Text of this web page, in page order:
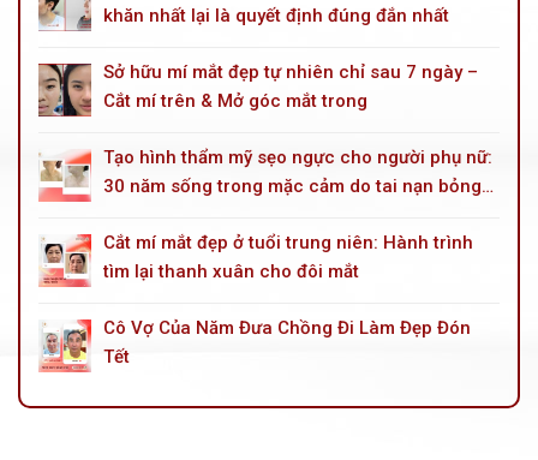
khăn nhất lại là quyết định đúng đắn nhất
Sở hữu mí mắt đẹp tự nhiên chỉ sau 7 ngày –
Cắt mí trên & Mở góc mắt trong
Tạo hình thẩm mỹ sẹo ngực cho người phụ nữ:
30 năm sống trong mặc cảm do tai nạn bỏng
Cắt mí mắt đẹp ở tuổi trung niên: Hành trình
tìm lại thanh xuân cho đôi mắt
Cô Vợ Của Năm Đưa Chồng Đi Làm Đẹp Đón
Tết